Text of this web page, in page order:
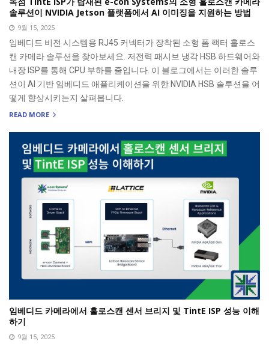
솔루션이 NVIDIA Jetson 플랫폼에서 AI 이미징을 지원하는 방법
9월 15, 2025
임베디드 비전 시스템용 RJ45 커넥터가 장착된 소형 폼 팩터 홀로스
캔 카메라 솔루션을 찾아보세요. 저전력 패시브 냉각 HSB 하드웨어와
내장 ISP를 통해 CPU 부하를 줄입니다. 이 블로그에서는 이러한 솔루
션이 AI 기반 임베디드 애플리케이션을 위한 NVIDIA HSB 솔루션을 어
떻게 향상시키는지 살펴봅니다.
READ MORE
임베디드 카메라에서 홀로스캔 센서 브리지 및 TintE ISP 성능 이해
하기
9월 15, 2025